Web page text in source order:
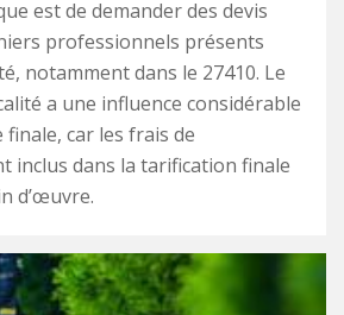
est de demander des devis
professionnels présents
notamment dans le 27410. Le
a une influence considérable
car les frais de
inclus dans la tarification finale
d’œuvre.